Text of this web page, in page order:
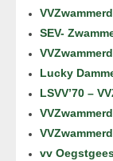
SEV-
Lucky
LSVV’70 –
vv